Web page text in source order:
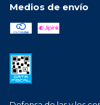
Medios de envío